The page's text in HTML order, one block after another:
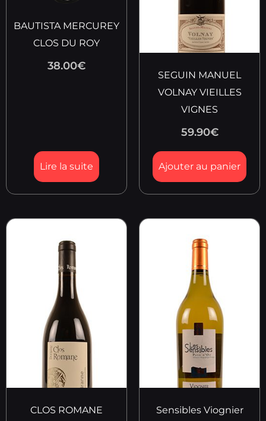
BAUTISTA MERCUREY
CLOS DU ROY
38.00€
Lire la suite
SEGUIN MANUEL
VOLNAY VIEILLES
VIGNES
59.90€
Ajouter au panier
CLOS ROMANE
Sensibles Viognier